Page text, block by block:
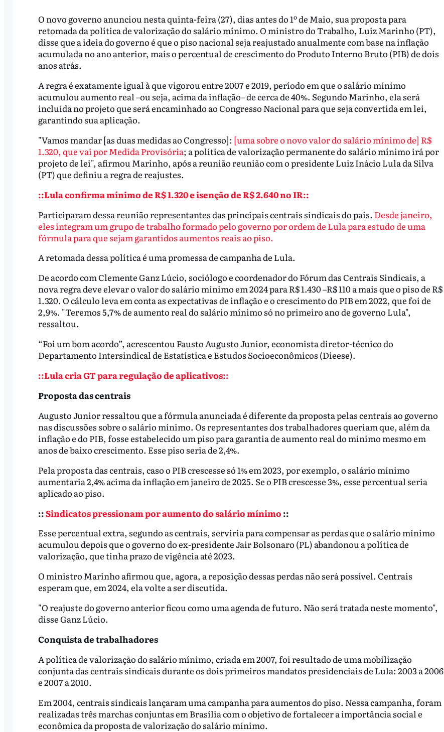
O novo governo anunciou nesta quinta-feira (27), dias antes do 1º de Maio, sua proposta para
retomada da política de valorização do salário mínimo. O ministro do Trabalho, Luiz Marinho (PT),
disse que a ideia do governo é que o piso nacional seja reajustado anualmente com base na inflação
acumulada no ano anterior, mais o percentual de crescimento do Produto Interno Bruto (PIB) de dois
anos atrás.
A regra é exatamente igual à que vigorou entre 2007 e 2019, período em que o salário mínimo
acumulou aumento real –ou seja, acima da inflação– de cerca de 40%. Segundo Marinho, ela será
incluída no projeto que será encaminhado ao Congresso Nacional para que seja convertida em lei,
garantindo sua aplicação.
"Vamos mandar [as duas medidas ao Congresso]: [uma sobre o novo valor do salário mínimo de] R$
1.320, que vai por Medida Provisória; a política de valorização permanente do salário mínimo irá por
projeto de lei", afirmou Marinho, após a reunião reunião com o presidente Luiz Inácio Lula da Silva
(PT) que definiu a regra de reajustes.
::Lula confirma mínimo de R$ 1.320 e isenção de R$ 2.640 no IR::
Participaram dessa reunião representantes das principais centrais sindicais do país. Desde janeiro,
eles integram um grupo de trabalho formado pelo governo por ordem de Lula para estudo de uma
fórmula para que sejam garantidos aumentos reais ao piso.
A retomada dessa política é uma promessa de campanha de Lula.
De acordo com Clemente Ganz Lúcio, sociólogo e coordenador do Fórum das Centrais Sindicais, a
nova regra deve elevar o valor do salário mínimo em 2024 para R$ 1.430 –R$ 110 a mais que o piso de R$
1.320. O cálculo leva em conta as expectativas de inflação e o crescimento do PIB em 2022, que foi de
2,9%. "Teremos 5,7% de aumento real do salário mínimo só no primeiro ano de governo Lula",
ressaltou.
“Foi um bom acordo”, acrescentou Fausto Augusto Junior, economista diretor-técnico do
Departamento Intersindical de Estatística e Estudos Socioeconômicos (Dieese).
::Lula cria GT para regulação de aplicativos::
Proposta das centrais
Augusto Junior ressaltou que a fórmula anunciada é diferente da proposta pelas centrais ao governo
nas discussões sobre o salário mínimo. Os representantes dos trabalhadores queriam que, além da
inflação e do PIB, fosse estabelecido um piso para garantia de aumento real do mínimo mesmo em
anos de baixo crescimento. Esse piso seria de 2,4%.
Pela proposta das centrais, caso o PIB crescesse só 1% em 2023, por exemplo, o salário mínimo
aumentaria 2,4% acima da inflação em janeiro de 2025. Se o PIB crescesse 3%, esse percentual seria
aplicado ao piso.
::Sindicatos pressionam por aumento do salário mínimo ::
Esse percentual extra, segundo as centrais, serviria para compensar as perdas que o salário mínimo
acumulou depois que o governo do ex-presidente Jair Bolsonaro (PL) abandonou a política de
valorização, que tinha prazo de vigência até 2023.
O ministro Marinho afirmou que, agora, a reposição dessas perdas não será possível. Centrais
esperam que, em 2024, ela volte a ser discutida.
"O reajuste do governo anterior ficou como uma agenda de futuro. Não será tratada neste momento",
disse Ganz Lúcio.
Conquista de trabalhadores
A política de valorização do salário mínimo, criada em 2007, foi resultado de uma mobilização
conjunta das centrais sindicais durante os dois primeiros mandatos presidenciais de Lula: 2003 a 2006
e 2007 a 2010.
Em 2004, centrais sindicais lançaram uma campanha para aumentos do piso. Nessa campanha, foram
realizadas três marchas conjuntas em Brasília com o objetivo de fortalecer a importância social e
econômica da proposta de valorização do salário mínimo.